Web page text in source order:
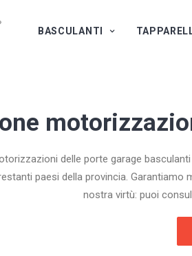
BASCULANTI
delle porte garage
paesi della provincia.
nostra virtù: puoi